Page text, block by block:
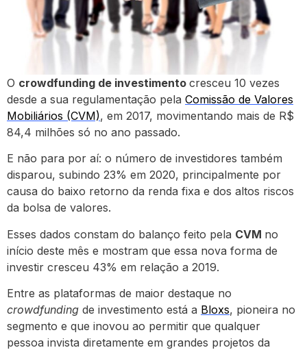
O crowdfunding de investimento cresceu 10 vezes
desde a sua regulamentação pela Comissão de Valores
Mobiliários (CVM), em 2017, movimentando mais de R$
84,4 milhões só no ano passado.
E não para por aí: o número de investidores também
disparou, subindo 23% em 2020, principalmente por
causa do baixo retorno da renda fixa e dos altos riscos
da bolsa de valores.
Esses dados constam do balanço feito pela CVM no
início deste mês e mostram que essa nova forma de
investir cresceu 43% em relação a 2019.
Entre as plataformas de maior destaque no
crowdfunding de investimento está a Bloxs, pioneira no
segmento e que inovou ao permitir que qualquer
pessoa invista diretamente em grandes projetos da